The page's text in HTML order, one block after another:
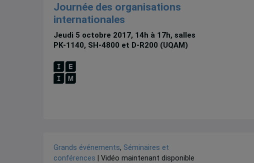
Journée des organisations
internationales
Jeudi 5 octobre 2017, 14h à 17h, salles
PK-1140, SH-4800 et D-R200 (UQAM)
Grands événements, Séminaires et
conférences | Vidéo maintenant disponible